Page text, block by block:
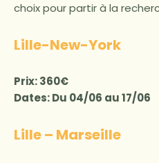
choix pour partir à la
Lille-New-York
Prix: 360€
Dates: Du 04/06 au 17/06
Lille – Marseille